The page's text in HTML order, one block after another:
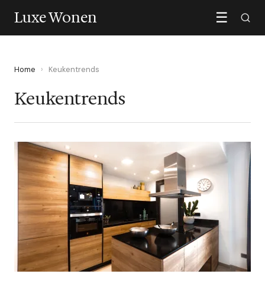
Luxe Wonen ☰
Home › Keukentrends
Keukentrends